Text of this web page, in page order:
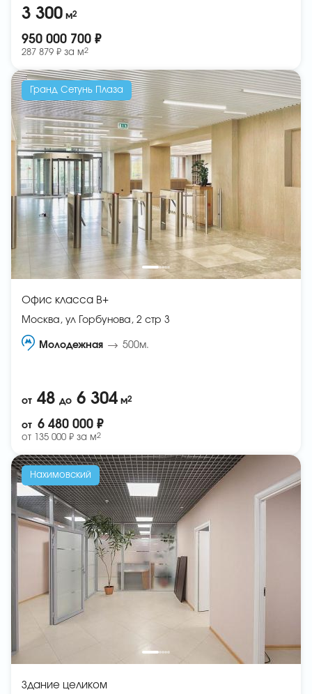
3 300 м2
950 000 700 ₽
287 879 ₽ за м2
Гранд Сетунь Плаза
Офис класса B+
Москва, ул Горбунова, 2 стр 3
Молодежная 500м.
от 48 до 6 304 м2
от 6 480 000 ₽
от 135 000 ₽ за м2
Нахимовский
Здание целиком